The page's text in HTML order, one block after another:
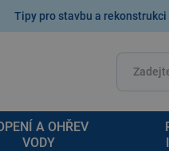
Tipy pro stavbu a rekonstrukci
A OHŘEV
VODY